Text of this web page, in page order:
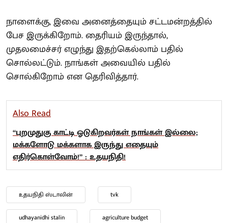
நாளைக்கு, இவை அனைத்தையும் சட்டமன்றத்தில்
பேச இருக்கிறோம். தைரியம் இருந்தால்,
முதலமைச்சர் எழுந்து இதற்கெல்லாம் பதில்
சொல்லட்டும். நாங்கள் அவையில் பதில்
சொல்கிறோம் என தெரிவித்தார்.
Also Read
“புறமுதுகு காட்டி ஓடுகிறவர்கள் நாங்கள் இல்லை;
மக்களோடு மக்களாக இருந்து எதையும்
எதிர்கொள்வோம்!” : உதயநிதி!
உதயநிதி ஸ்டாலின் tvk
udhayanidhi stalin agriculture budget